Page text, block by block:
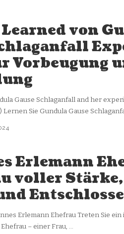
Learned von
Vorbeugung
Gause Schlaganfall and her
Lernen Sie Gundula Gause
Erlemann
voller Stärke,
Erlemann Ehefrau Treten Sie ein
– einer Frau, ...